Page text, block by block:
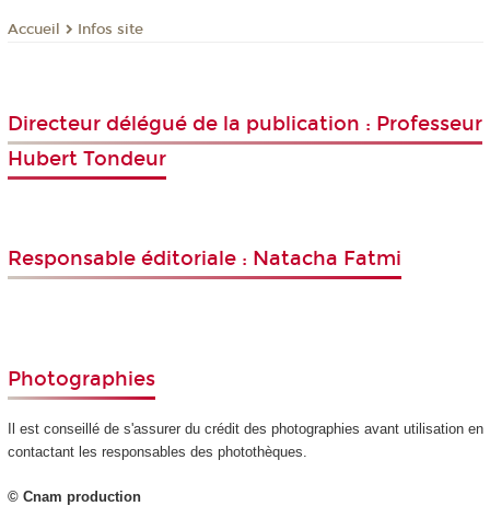
Accueil Infos site
Directeur délégué de la publication : Professeur
Hubert Tondeur
Responsable éditoriale : Natacha Fatmi
Photographies
Il est conseillé de s'assurer du crédit des photographies avant utilisation en
contactant les responsables des photothèques.
© Cnam production